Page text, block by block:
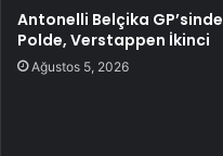
Antonelli Belçika GP’sinde
Polde, Verstappen İkinci
Ağustos 5, 2026